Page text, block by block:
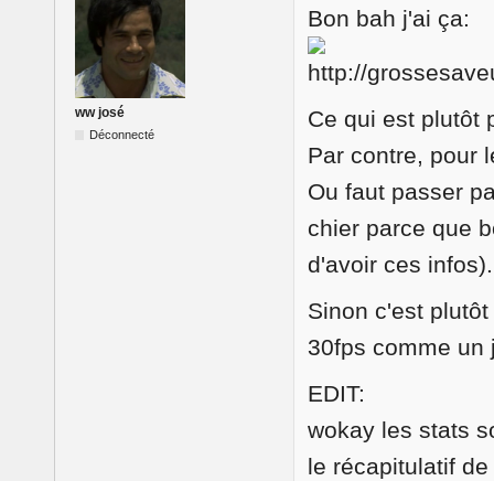
ww josé
Déconnecté
Bon bah j'ai ça:
Ce qui est plutôt
Par contre, pour
Ou faut passer
chier parce que
d'avoir ces infos).
Sinon c'est
30fps comme un
EDIT:
wokay les stats
le récapitulatif